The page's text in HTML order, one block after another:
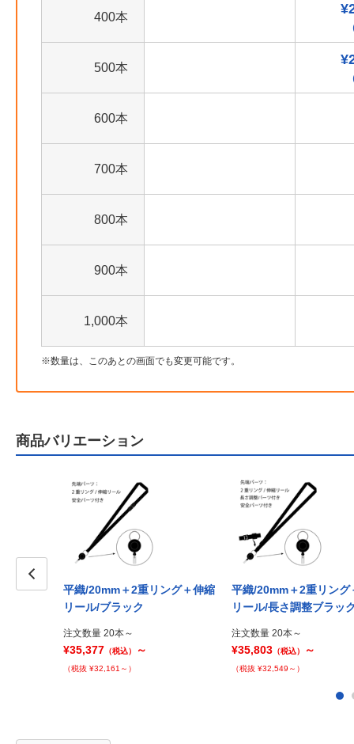
400本
500本
600本
700本
800本
900本
1,000本
数量は、このあとの画面でも変更可能です。
商品バリエーション
平織/20mm＋2重リング＋伸縮
リール/ブラック
注文数量 20本～
¥35,377 （税込） ～
（税抜 ¥32,161～）
平織/20mm＋2重リング
リール/長さ調整ブラッ
注文数量 20本～
¥35,803 （税込） ～
（税抜 ¥32,549～）